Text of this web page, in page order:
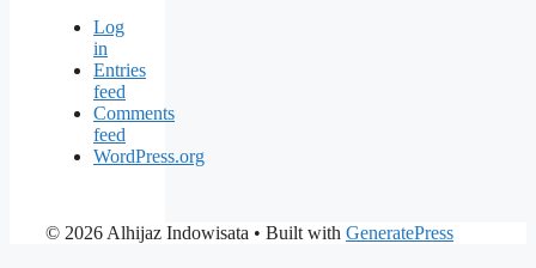
Log
in
Entries
feed
Comments
feed
WordPress.org
© 2026 Alhijaz Indowisata • Built with GeneratePress